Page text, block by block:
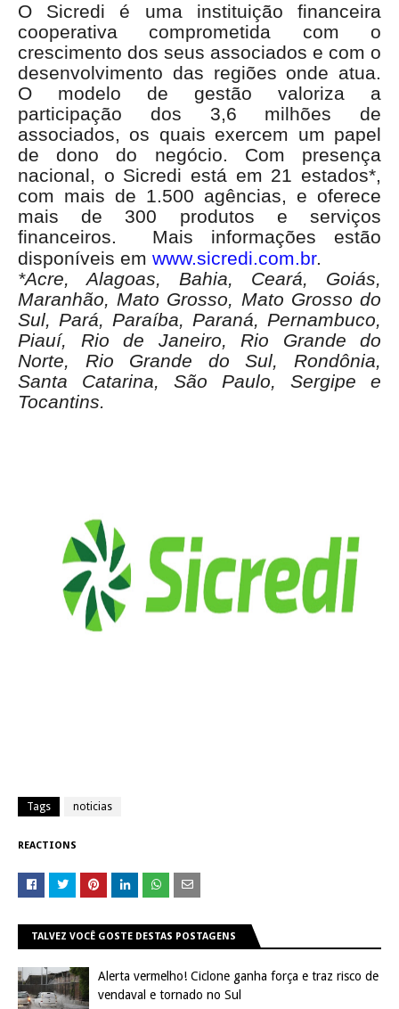
O Sicredi é uma instituição financeira
cooperativa comprometida com o
crescimento dos seus associados e com o
desenvolvimento das regiões onde atua.
O modelo de gestão valoriza a
participação dos 3,6 milhões de
associados, os quais exercem um papel
de dono do negócio. Com presença
nacional, o Sicredi está em 21 estados*,
com mais de 1.500 agências, e oferece
mais de 300 produtos e serviços
financeiros. Mais informações estão
disponíveis em www.sicredi.com.br.
*Acre, Alagoas, Bahia, Ceará, Goiás,
Maranhão, Mato Grosso, Mato Grosso do
Sul, Pará, Paraíba, Paraná, Pernambuco,
Piauí, Rio de Janeiro, Rio Grande do
Norte, Rio Grande do Sul, Rondônia,
Santa Catarina, São Paulo, Sergipe e
Tocantins.
Tags noticias
REACTIONS
TALVEZ VOCÊ GOSTE DESTAS POSTAGENS
Alerta vermelho! Ciclone ganha força e traz risco de
vendaval e tornado no Sul